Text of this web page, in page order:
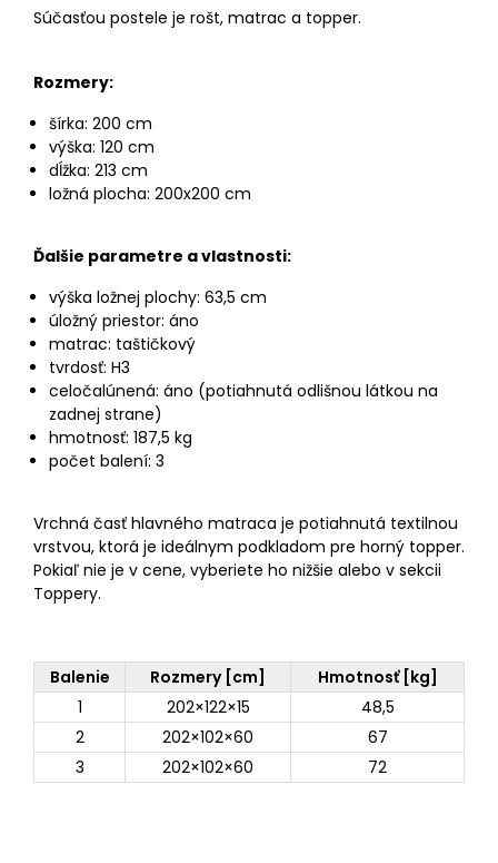
Súčasťou postele je rošt, matrac a topper.
Rozmery:
šírka: 200 cm
výška: 120 cm
dĺžka: 213 cm
ložná plocha: 200x200 cm
Ďalšie parametre a vlastnosti:
výška ložnej plochy: 63,5 cm
úložný priestor: áno
matrac: taštičkový
tvrdosť: H3
celočalúnená: áno (potiahnutá odlišnou látkou na
zadnej strane)
hmotnosť: 187,5 kg
počet balení: 3
Vrchná časť hlavného matraca je potiahnutá textilnou
vrstvou, ktorá je ideálnym podkladom pre horný topper.
Pokiaľ nie je v cene, vyberiete ho nižšie alebo v sekcii
Toppery.
Balenie Rozmery [cm]
Hmotnosť [kg]
1
202×122×15
48,5
2
202×102×60
67
3
202×102×60 72